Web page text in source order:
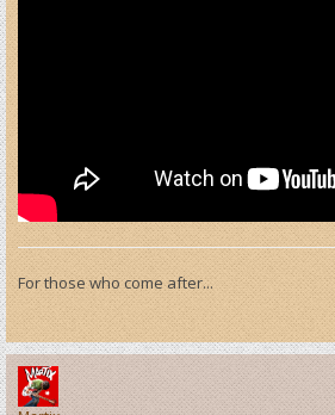
For those who come after...